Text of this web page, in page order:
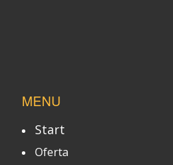
MENU
Start
Oferta